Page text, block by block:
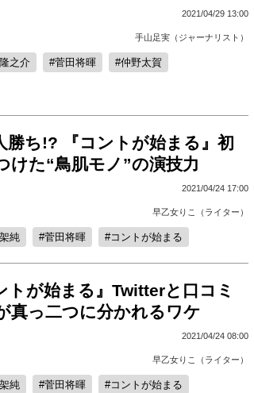
2021/04/29 13:00
手山足実（ジャーナリスト）
之介 菅田将暉 仲野太賀
勝ち!? 『コントが始まる』初
けた“鳥肌モノ”の演技力
2021/04/24 17:00
早乙女りこ（ライター）
純 菅田将暉 コントが始まる
トが始まる』Twitterと口コミ
真っ二つに分かれるワケ
2021/04/24 08:00
早乙女りこ（ライター）
純 菅田将暉 コントが始まる